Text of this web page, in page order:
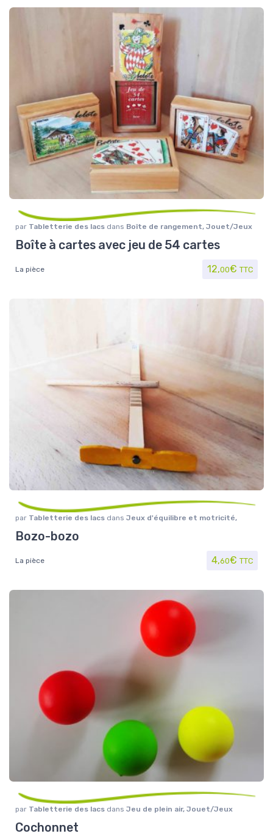
par Tabletterie des lacs dans Boîte de rangement, Jouet/Jeux
Boîte à cartes avec jeu de 54 cartes
La pièce 12,00€ TTC
par Tabletterie des lacs dans Jeux d'équilibre et motricité,
Bozo-bozo
La pièce 4,60€ TTC
par Tabletterie des lacs dans Jeu de plein air, Jouet/Jeux
Cochonnet